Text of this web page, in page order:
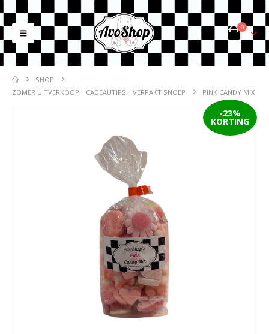
0
SHOP
ZOMER UITVERKOOP, CADEAUTIPS, VERPAKT SNOEP PINK CANDY MIX
-23%
KORTING